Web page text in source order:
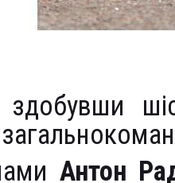
Антон